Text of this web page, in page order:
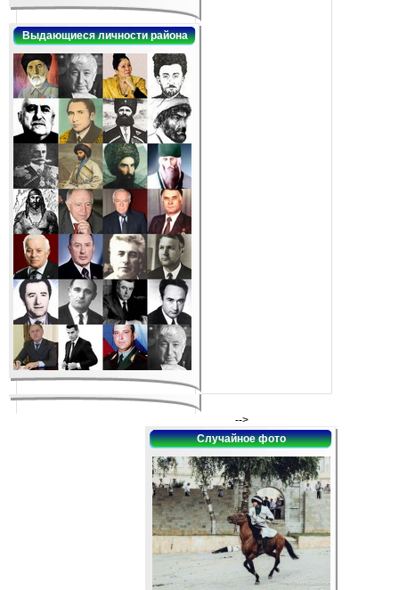
Выдающиеся личности района
-->
Случайное фото